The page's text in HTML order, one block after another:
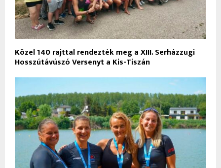
Közel 140 rajttal rendezték meg a XIII. Serházzugi
Hosszútávúszó Versenyt a Kis-Tiszán